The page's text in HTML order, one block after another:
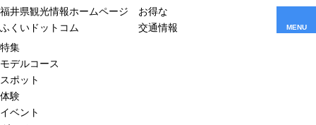
福井県観光情報ホームページ
ふくいドットコム
お得な
交通情報
MENU
特集
モデルコース
スポット
体験
イベント